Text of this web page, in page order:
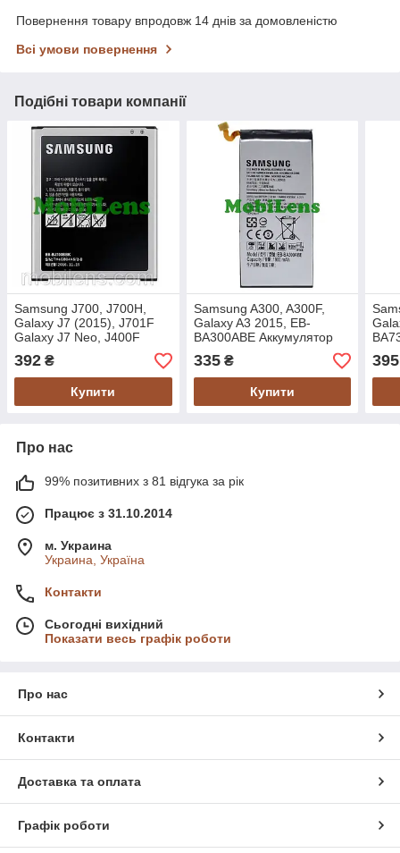
Повернення товару впродовж 14 днів за домовленістю
Всі умови повернення
Подібні товари компанії
Samsung J700, J700H,
Galaxy J7 (2015), J701F
Galaxy J7 Neo, J400F
Galaxy J4, EB-BJ700BBC
Аккумулятор Original
392 ₴
Купити
Samsung A300, A300F,
Galaxy A3 2015, EB-
BA300ABE Аккумулятор
335₴
Купити
395
Про нас
99% позитивних з 81 відгука за рік
Працює з 31.10.2014
м. Украина
Украина, Україна
Контакти
Сьогодні вихідний
Показати весь графік роботи
Про нас
Контакти
Доставка та оплата
Графік роботи